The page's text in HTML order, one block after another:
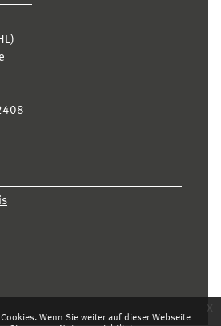
Wenn Sie weiter auf dieser Webseite
x